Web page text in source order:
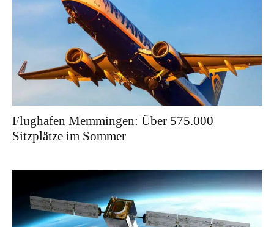
Flughafen Memmingen: Über 575.000
Sitzplätze im Sommer